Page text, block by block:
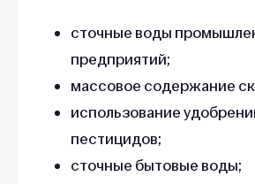
сточные воды
предприятий;
массовое содержание
использование
пестицидов;
сточные бытовые воды;